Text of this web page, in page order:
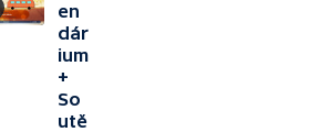
en
dár
ium
+
So
utě